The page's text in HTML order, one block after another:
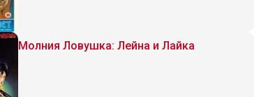
Молния Ловушка: Лейна и Лайка